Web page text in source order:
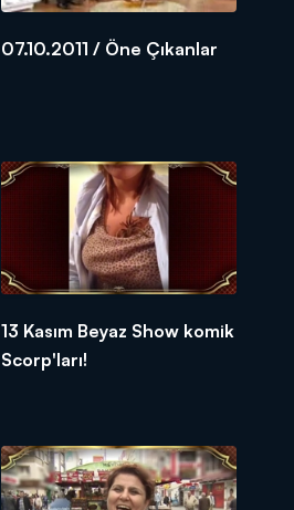
07.10.2011 / Öne Çıkanlar
13 Kasım Beyaz Show komik
Scorp'ları!